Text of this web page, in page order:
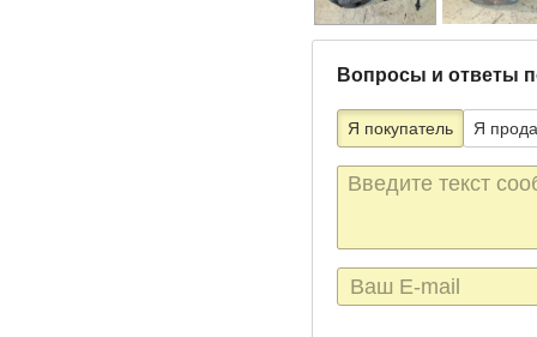
Вопросы и ответы
Я покупатель Я
Текст
сообщения
E-
mail